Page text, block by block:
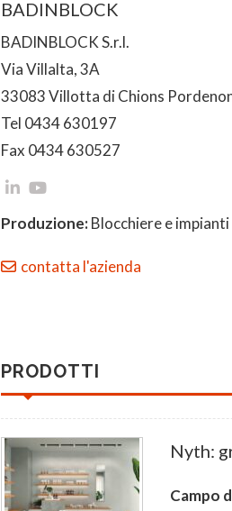
BADINBLOCK
BADINBLOCK S.r.l.
Via Villalta, 3A
33083 Villotta di Chions
Tel 0434 630197
Fax 0434 630527
Produzione:Blocchiere e
contatta l'azienda
PRODOTTI
Nyth:
Campo